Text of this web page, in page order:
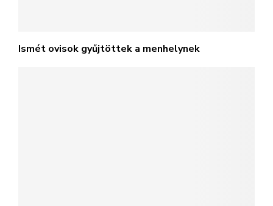
Ismét ovisok gyűjtöttek a menhelynek